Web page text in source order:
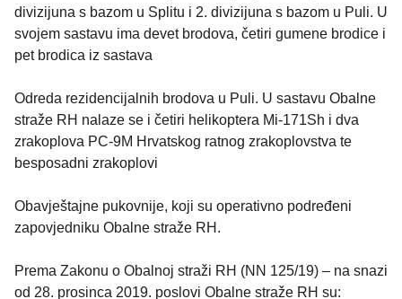
divizijuna s bazom u Splitu i 2. divizijuna s bazom u Puli. U
svojem sastavu ima devet brodova, četiri gumene brodice i
pet brodica iz sastava
Odreda rezidencijalnih brodova u Puli. U sastavu Obalne
straže RH nalaze se i četiri helikoptera Mi-171Sh i dva
zrakoplova PC-9M Hrvatskog ratnog zrakoplovstva te
besposadni zrakoplovi
Obavještajne pukovnije, koji su operativno podređeni
zapovjedniku Obalne straže RH.
Prema Zakonu o Obalnoj straži RH (NN 125/19) – na snazi
od 28. prosinca 2019. poslovi Obalne straže RH su: